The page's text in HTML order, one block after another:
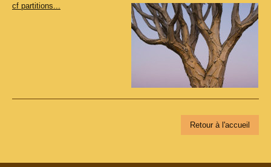
cf partitions...
Retour à l'accueil